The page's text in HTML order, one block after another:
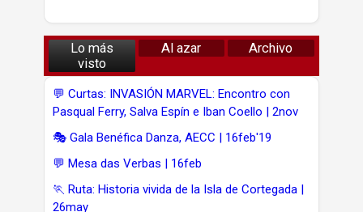
Lo más
visto
Al azar Archivo
💬 Curtas: INVASIÓN MARVEL: Encontro con
Pasqual Ferry, Salva Espín e Iban Coello | 2nov
🎭 Gala Benéfica Danza, AECC | 16feb'19
💬 Mesa das Verbas | 16feb
🏃 Ruta: Historia vivida de la Isla de Cortegada |
26may